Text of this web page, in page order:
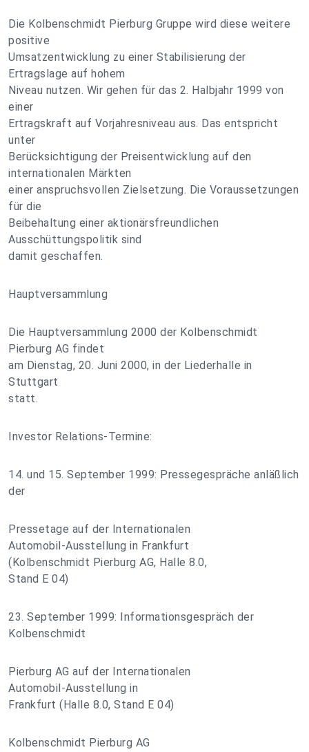
Die Kolbenschmidt Pierburg Gruppe wird diese weitere
positive
Umsatzentwicklung zu einer Stabilisierung der
Ertragslage auf hohem
Niveau nutzen. Wir gehen für das 2. Halbjahr 1999 von
einer
Ertragskraft auf Vorjahresniveau aus. Das entspricht
unter
Berücksichtigung der Preisentwicklung auf den
internationalen Märkten
einer anspruchsvollen Zielsetzung. Die Voraussetzungen
für die
Beibehaltung einer aktionärsfreundlichen
Ausschüttungspolitik sind
damit geschaffen.
Hauptversammlung
Die Hauptversammlung 2000 der Kolbenschmidt
Pierburg AG findet
am Dienstag, 20. Juni 2000, in der Liederhalle in
Stuttgart
statt.
Investor Relations-Termine:
14. und 15. September 1999: Pressegespräche anläßlich
der
Pressetage auf der Internationalen
Automobil-Ausstellung in Frankfurt
(Kolbenschmidt Pierburg AG, Halle 8.0,
Stand E 04)
23. September 1999: Informationsgespräch der
Kolbenschmidt
Pierburg AG auf der Internationalen
Automobil-Ausstellung in
Frankfurt (Halle 8.0, Stand E 04)
Kolbenschmidt Pierburg AG